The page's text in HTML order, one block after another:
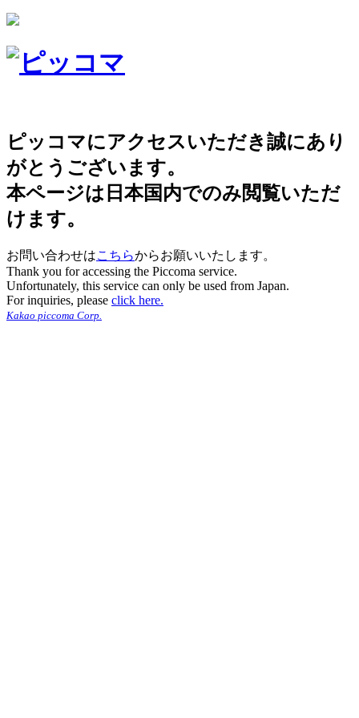
ピッコマにアクセスいただき誠にあり
がとうございます。
本ページは日本国内でのみ閲覧いただ
けます。
お問い合わせはこちらからお願いいたします。
Thank you for accessing the Piccoma service.
Unfortunately, this service can only be used from Japan.
For inquiries, please click here.
Kakao piccoma Corp.